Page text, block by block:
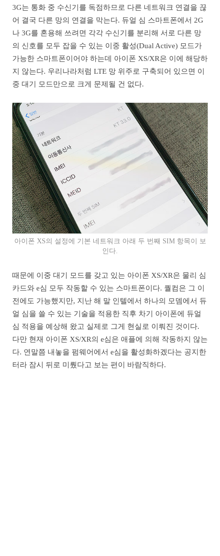
3G는 통화 중 수신기를 독점하므로 다른 네트워크 연결을 끊
어 결국 다른 망의 연결을 막는다. 듀얼 심 스마트폰에서 2G
나 3G를 혼용해 쓰려면 각각 수신기를 분리해 서로 다른 망
의 신호를 모두 잡을 수 있는 이중 활성(Dual Active) 모드가
가능한 스마트폰이어야 하는데 아이폰 XS/XR은 이에 해당하
지 않는다. 우리나라처럼 LTE 망 위주로 구축되어 있으면 이
중 대기 모드만으로 크게 문제될 건 없다.
아이폰 XS의 설정에 기본 네트워크 아래 두 번째 SIM 항목이 보
인다.
때문에 이중 대기 모드를 갖고 있는 아이폰 XS/XR은 물리 심
카드와 e심 모두 작동할 수 있는 스마트폰이다. 퀄컴은 그 이
전에도 가능했지만, 지난 해 말 인텔에서 하나의 모뎀에서 듀
얼 심을 쓸 수 있는 기술을 적용한 직후 차기 아이폰에 듀얼
심 적용을 예상해 왔고 실제로 그게 현실로 이뤄진 것이다.
다만 현재 아이폰 XS/XR의 e심은 애플에 의해 작동하지 않는
다. 연말쯤 내놓을 펌웨어에서 e심을 활성화하겠다는 공지한
터라 잠시 뒤로 미뤘다고 보는 편이 바람직하다.